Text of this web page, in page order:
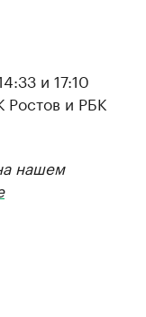
и 17:10
Ростов и РБК
нашем